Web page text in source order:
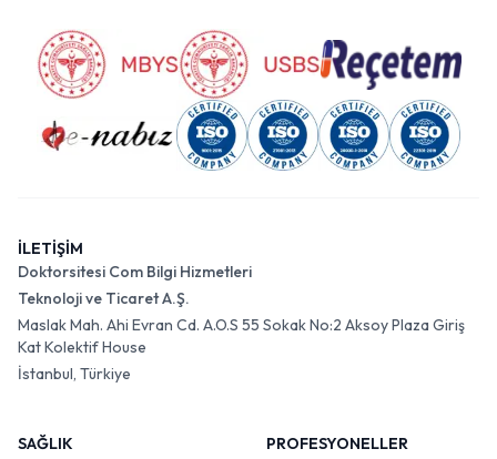
İLETİŞİM
Doktorsitesi Com Bilgi Hizmetleri
Teknoloji ve Ticaret A.Ş.
Maslak Mah. Ahi Evran Cd. A.O.S 55 Sokak No:2 Aksoy Plaza Giriş
Kat Kolektif House
İstanbul, Türkiye
SAĞLIK
PROFESYONELLER